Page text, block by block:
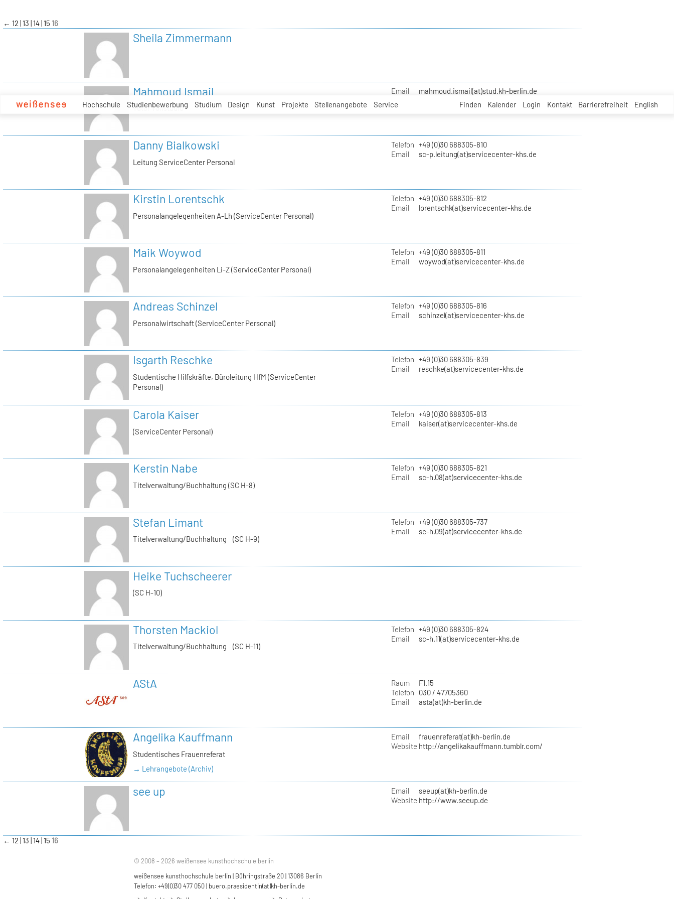
Hochschule Studienbewerbung Studium Design Kunst Projekte Stellenangebote Service Finden Kalender Login Kontakt Barrierefreiheit English
← 12 13 14 15 16
Sheila Zimmermann
Mahmoud Ismail
Tutor Tonstudio
Email mahmoud.ismail(at)stud.kh-berlin.de
Danny Bialkowski
Leitung ServiceCenter Personal
Telefon +49 (0)30 688305-810
Email
sc-p.leitung(at)servicecenter-khs.de
Kirstin Lorentschk
Personalangelegenheiten A-Lh (ServiceCenter Personal)
Telefon +49 (0)30 688305-812
Email
lorentschk(at)servicecenter-khs.de
Maik Woywod
Personalangelegenheiten Li-Z (ServiceCenter Personal)
Telefon +49 (0)30 688305-811
Email
woywod(at)servicecenter-khs.de
Andreas Schinzel
Personalwirtschaft (ServiceCenter Personal)
Telefon +49 (0)30 688305-816
Email
schinzel(at)servicecenter-khs.de
Isgarth Reschke
Studentische Hilfskräfte, Büroleitung HfM (ServiceCenter
Personal)
Telefon +49 (0)30 688305-839
Email
reschke(at)servicecenter-khs.de
Carola Kaiser
(ServiceCenter Personal)
Telefon +49 (0)30 688305-813
Email
kaiser(at)servicecenter-khs.de
Kerstin Nabe
Titelverwaltung/Buchhaltung (SC H-8)
Telefon +49 (0)30 688305-821
Email
sc-h.08(at)servicecenter-khs.de
Stefan Limant
Titelverwaltung/Buchhaltung (SC H-9)
Telefon +49 (0)30 688305-737
Email
sc-h.09(at)servicecenter-khs.de
Heike Tuchscheerer
(SC H-10)
Thorsten Mackiol
Titelverwaltung/Buchhaltung (SC H-11)
Telefon +49 (0)30 688305-824
Email
sc-h.11(at)servicecenter-khs.de
AStA Raum
F1.15
Telefon
030 / 47705360
Email
asta(at)kh-berlin.de
Angelika Kauffmann
Studentisches Frauenreferat
→ Lehrangebote (Archiv)
Email
frauenreferat(at)kh-berlin.de
Website http://angelikakauffmann.tumblr.com/
see up Email
seeup(at)kh-berlin.de
Website http://www.seeup.de
← 12 13 14 15 16
© 2008 – 2026 weißensee kunsthochschule berlin
weißensee kunsthochschule berlin | Bühringstraße 20 | 13086 Berlin
Telefon: +49(0)30 477 050 | buero.praesidentin(at)kh-berlin.de